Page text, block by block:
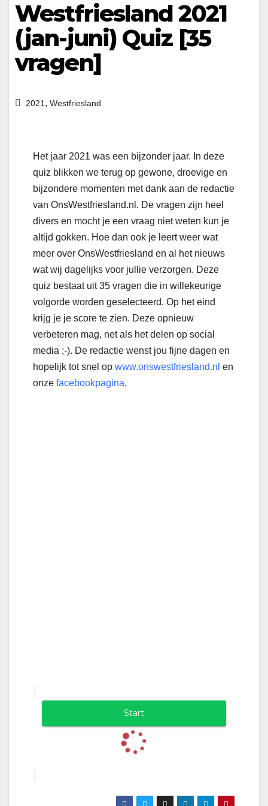
Westfriesland 2021
(jan-juni) Quiz [35
vragen]
2021, Westfriesland
Het jaar 2021 was een bijzonder jaar. In deze
quiz blikken we terug op gewone, droevige en
bijzondere momenten met dank aan de redactie
van OnsWestfriesland.nl. De vragen zijn heel
divers en mocht je een vraag niet weten kun je
altijd gokken. Hoe dan ook je leert weer wat
meer over OnsWestfriesland en al het nieuws
wat wij dagelijks voor jullie verzorgen. Deze
quiz bestaat uit 35 vragen die in willekeurige
volgorde worden geselecteerd. Op het eind
krijg je je score te zien. Deze opnieuw
verbeteren mag, net als het delen op social
media ;-). De redactie wenst jou fijne dagen en
hopelijk tot snel op www.onswestfriesland.nl en
onze facebookpagina.
Start